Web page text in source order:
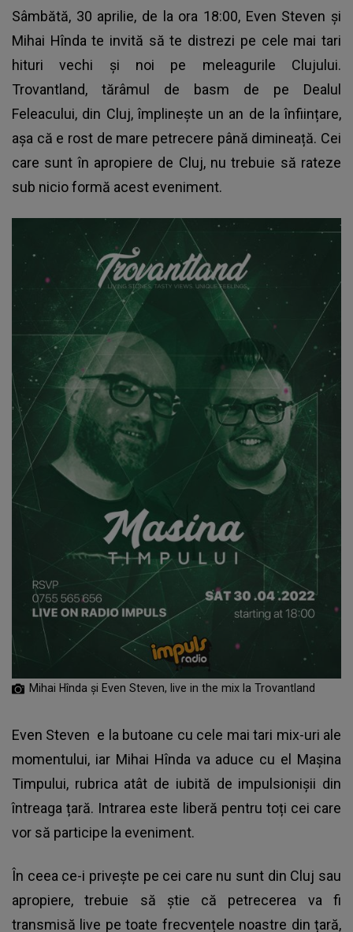
Sâmbătă, 30 aprilie, de la ora 18:00, Even Steven și
Mihai Hînda te invită să te distrezi pe cele mai tari
hituri vechi și noi pe meleagurile Clujului.
Trovantland, tărâmul de basm de pe Dealul
Feleacului, din Cluj, împlinește un an de la înființare,
așa că e rost de mare petrecere până dimineață. Cei
care sunt în apropiere de Cluj, nu trebuie să rateze
sub nicio formă acest eveniment.
Mihai Hînda și Even Steven, live in the mix la Trovantland
Even Steven e la butoane cu cele mai tari mix-uri ale
momentului, iar Mihai Hînda va aduce cu el Mașina
Timpului, rubrica atât de iubită de impulsionișii din
întreaga țară. Intrarea este liberă pentru toți cei care
vor să participe la eveniment.
În ceea ce-i privește pe cei care nu sunt din Cluj sau
apropiere, trebuie să știe că petrecerea va fi
transmisă live pe toate frecvențele noastre din țară,